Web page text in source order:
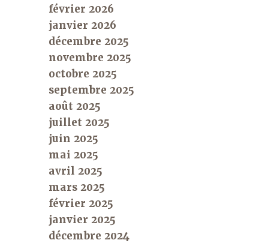
février 2026
janvier 2026
décembre 2025
novembre 2025
octobre 2025
septembre 2025
août 2025
juillet 2025
juin 2025
mai 2025
avril 2025
mars 2025
février 2025
janvier 2025
décembre 2024